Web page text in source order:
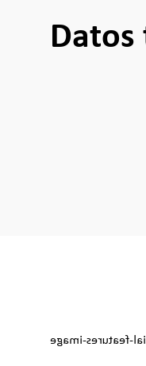
Datos